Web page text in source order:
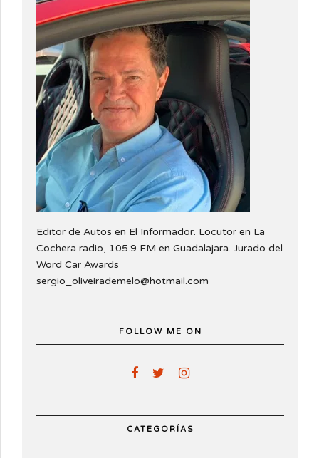
Editor de Autos en El Informador. Locutor en La
Cochera radio, 105.9 FM en Guadalajara. Jurado del
Word Car Awards
sergio_oliveirademelo@hotmail.com
FOLLOW ME ON
CATEGORÍAS